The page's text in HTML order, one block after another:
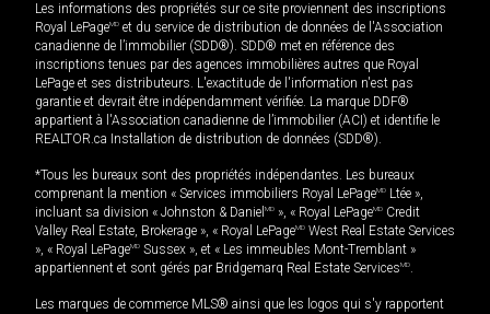
Les informations des propriétés sur ce site proviennent des inscriptions
Royal LePageMD et du service de distribution de données de l'Association
canadienne de l’immobilier (SDD®). SDD® met en référence des
inscriptions tenues par des agences immobilières autres que Royal
LePage et ses distributeurs. L'exactitude de l'information n'est pas
garantie et devrait être indépendamment vérifiée. La marque DDF®
appartient à l'Association canadienne de l’immobilier (ACI) et identifie le
REALTOR.ca Installation de distribution de données (SDD®).
*Tous les bureaux sont des propriétés indépendantes. Les bureaux
comprenant la mention « Services immobiliers Royal LePageMD Ltée »,
incluant sa division « Johnston & Daniel MD », « Royal LePageMD Credit
Valley Real Estate, Brokerage », « Royal LePageMD West Real Estate Services
», « Royal LePageMD Sussex », et « Les immeubles Mont-Tremblant »
appartiennent et sont gérés par Bridgemarq Real Estate ServicesMD.
Les marques de commerce MLS® ainsi que les logos qui s'y rapportent